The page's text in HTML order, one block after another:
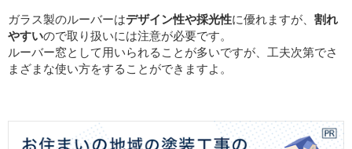
ガラス製のルーバーはデザイン性や採光性に優れますが、 割れ
やすいので取り扱いには注意が必要です。
ルーバー窓として用いられることが多いですが、工夫次第でさ
まざまな使い方をすることができますよ。